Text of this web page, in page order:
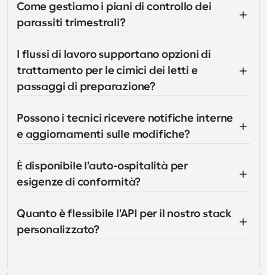
Come gestiamo i piani di controllo dei
parassiti trimestrali?
I flussi di lavoro supportano opzioni di
trattamento per le cimici dei letti e
passaggi di preparazione?
Possono i tecnici ricevere notifiche interne
e aggiornamenti sulle modifiche?
È disponibile l'auto-ospitalità per
esigenze di conformità?
Quanto è flessibile l'API per il nostro stack
personalizzato?